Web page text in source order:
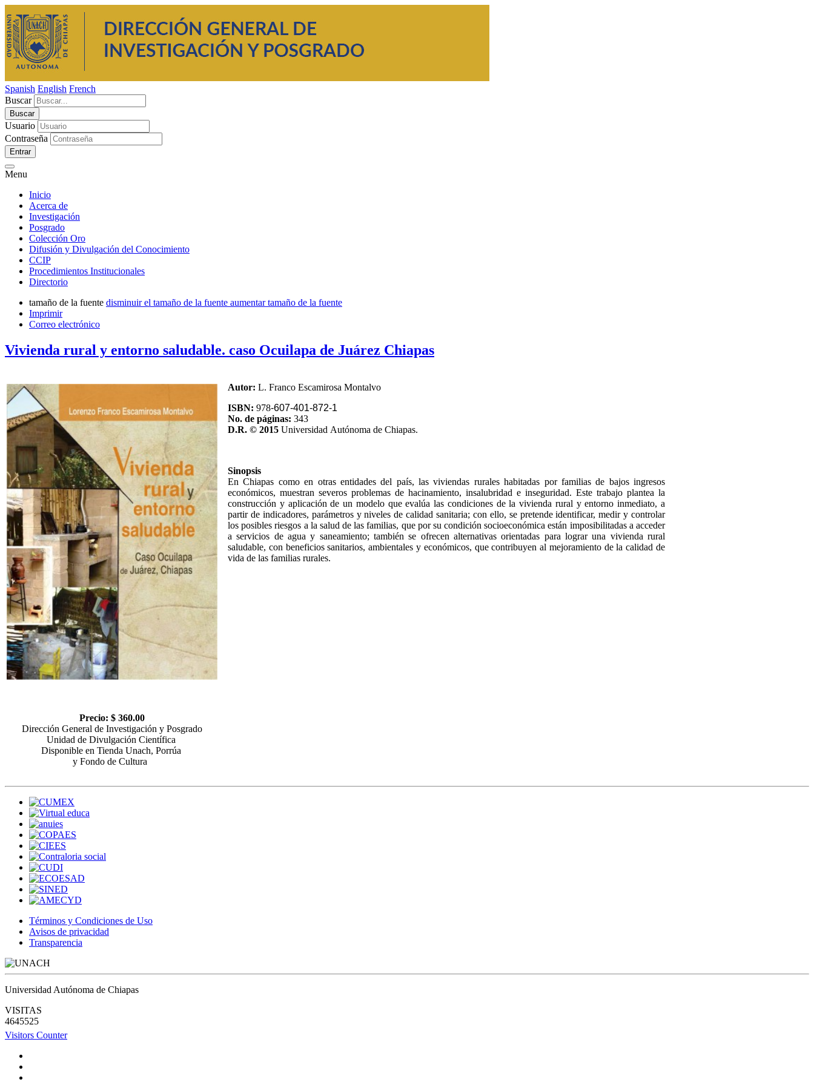
Spanish English French
Buscar
Usuario
Contraseña
Entrar
Menu
Inicio
Acerca de
Investigación
Posgrado
Colección Oro
Difusión y Divulgación del Conocimiento
CCIP
Procedimientos Institucionales
Directorio
tamaño de la fuente disminuir el tamaño de la fuente aumentar tamaño de la fuente
Imprimir
Correo electrónico
Vivienda rural y entorno saludable. caso Ocuilapa de Juárez Chiapas
Precio: $ 360.00
Dirección General de Investigación y Posgrado
Unidad de Divulgación Científica
Disponible en Tienda Unach, Porrúa
y Fondo de Cultura
Autor: L. Franco Escamirosa Montalvo
ISBN: 978-607-401-872-1
No. de páginas: 343
D.R. © 2015 Universidad Autónoma de Chiapas.
Sinopsis
En Chiapas como en otras entidades del país, las viviendas rurales habitadas por familias de bajos ingresos
económicos, muestran severos problemas de hacinamiento, insalubridad e inseguridad. Este trabajo plantea la
construcción y aplicación de un modelo que evalúa las condiciones de la vivienda rural y entorno inmediato, a
partir de indicadores, parámetros y niveles de calidad sanitaria; con ello, se pretende identificar, medir y controlar
los posibles riesgos a la salud de las familias, que por su condición socioeconómica están imposibilitadas a acceder
a servicios de agua y saneamiento; también se ofrecen alternativas orientadas para lograr una vivienda rural
saludable, con beneficios sanitarios, ambientales y económicos, que contribuyen al mejoramiento de la calidad de
vida de las familias rurales.
Términos y Condiciones de Uso
Avisos de privacidad
Transparencia
Universidad Autónoma de Chiapas
VISITAS
4645525
Visitors Counter